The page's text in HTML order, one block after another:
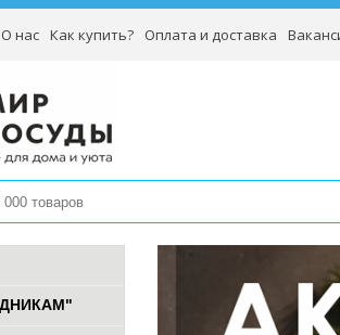
О нас Как купить? Оплата и доставка